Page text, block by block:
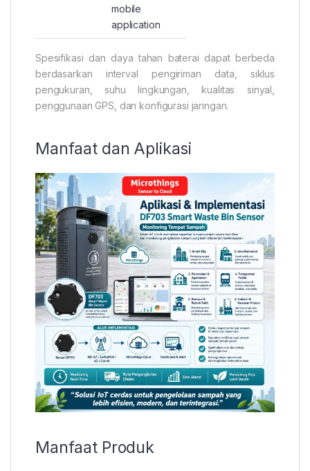
mobile
application
Spesifikasi dan daya tahan baterai dapat berbeda
berdasarkan interval pengiriman data, siklus
pengukuran, suhu lingkungan, kualitas sinyal,
penggunaan GPS, dan konfigurasi jaringan.
Manfaat dan Aplikasi
Manfaat Produk